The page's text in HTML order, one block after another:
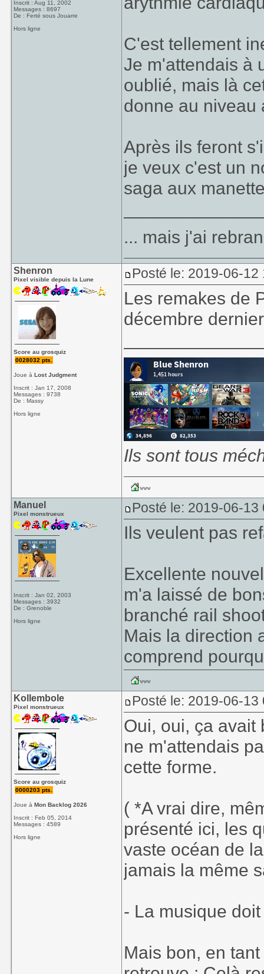
Inscrit : Aug 11, 2002
Messages : 8697
De : Ferté sous Jouarre
Hors ligne
C'est tellement
Je m'attendais à
oublié, mais là
donne au niveau
Après ils feront
je veux c'est un
saga aux
... mais j'ai
Shenron
Pixel visible depuis la Lune
Score au grosquiz
0028032 pts.
Joue àLost Judgment
Inscrit : Jan 17, 2008
Messages : 9738
De : Massy
Hors ligne
Posté le: 2019-06-12
Les remakes de
décembre
Ils sont tous
Manuel
Pixel monstrueux
Inscrit : Jan 02, 2003
Messages : 3932
De : Grenoble
Hors ligne
Posté le: 2019-06-13
Ils veulent pas
Excellente
m'a laissé de
branché rail
Mais la direction
comprend
Kollembole
Pixel monstrueux
Score au grosquiz
0000203 pts.
Joue àMon Backlog 2026
Inscrit : Feb 05, 2014
Messages : 4589
Hors ligne
Posté le: 2019-06-
Oui, oui, ça
ne m'attendais
cette forme.
( *A vrai dire,
présenté ici, les
vaste océan de
jamais la même
- La musique
Mais bon, en